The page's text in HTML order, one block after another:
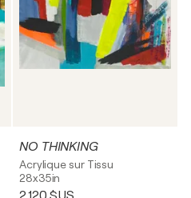
NO THINKING
Acrylique sur Tissu
28x35in